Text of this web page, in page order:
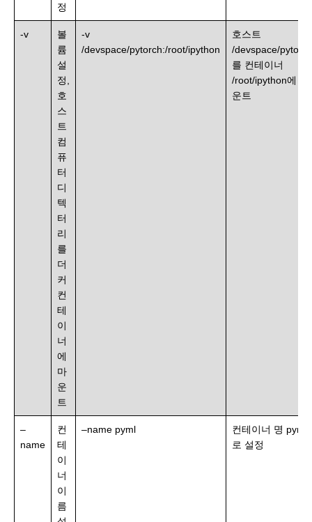
정
-v
볼
륨
설
정,
호
스
트
컴
퓨
터
디
텍
터
리
를
더
커
컨
테
이
너
에
마
운
트
-v
/devspace/pytorch:/root/ipython
호스트
/devspace/pytorch
를 컨테이너
/root/ipython에 마
운트
–
name
컨
테
이
너
이
름
–name pyml
컨테이너 명 pyml
로 설정